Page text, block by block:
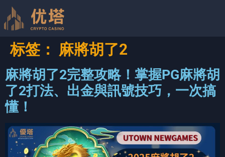
标签： 麻將胡了2
麻將胡了2完整攻略！掌握PG麻將胡
了2打法、出金與訊號技巧，一次搞
懂！